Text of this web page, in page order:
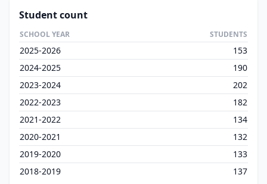
Student count
SCHOOL YEAR STUDENTS
2025-2026
153
2024-2025
190
2023-2024
202
2022-2023
182
2021-2022
134
2020-2021
132
2019-2020
133
2018-2019
137